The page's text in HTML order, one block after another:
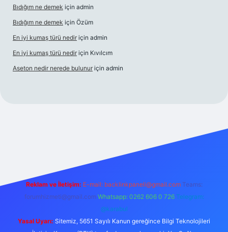
Bıdığım ne demek için admin
Bıdığım ne demek için Özüm
En iyi kumaş türü nedir için admin
En iyi kumaş türü nedir için Kıvılcım
Aseton nedir nerede bulunur için admin
Reklam ve İletişim: E-mail: backlinkpaneli@gmail.com Teams:
forumhizmeti@gmail.com Whatsapp: 0262 606 0 726 Telegram:
@karabul
Yasal Uyarı: Sitemiz, 5651 Sayılı Kanun gereğince Bilgi Teknolojileri